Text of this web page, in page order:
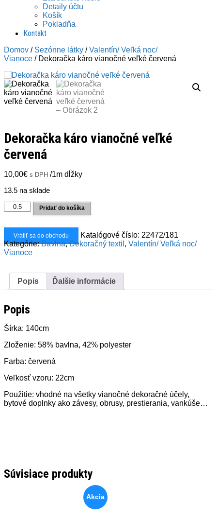
Detaily účtu
Košík
Pokladňa
Kontakt
Domov / Sezónne látky /Valentín/ Veľká noc/
Vianoce / Dekoračka káro vianočné veľké červená
Dekoračka káro vianočné veľké
červená
10,00€ s DPH /1m dĺžky
13.5 na sklade
množstvo
Dekoračka
vianočné
veľké
červená
Pridať do košíka
Vrátiť sa do obchodu Katalógové číslo: 22472/181
Kategórie:Bavlna,Dekoračný textil , Valentín/ Veľká noc/
Vianoce
Popis Ďalšie informácie
Popis
Šírka: 140cm
Zloženie: 58% bavlna, 42% polyester
Farba: červená
Veľkosť vzoru: 22cm
Použitie: vhodné na všetky vianočné dekoračné účely,
bytové doplnky ako závesy, obrusy, prestierania, vankúše…
Súvisiace produkty
Akcia